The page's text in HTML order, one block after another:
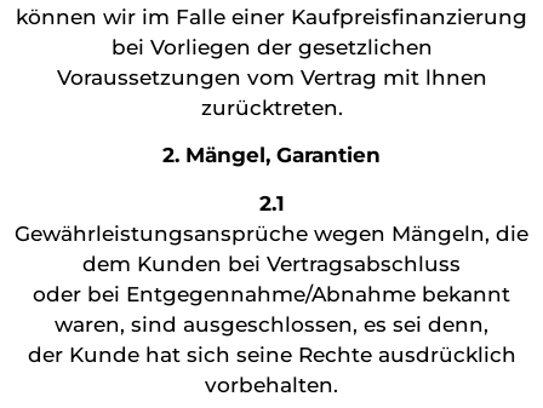
können wir im Falle einer Kaufpreisfinanzierung
bei Vorliegen der gesetzlichen
Voraussetzungen vom Vertrag mit lhnen
zurücktreten.
2. Mängel, Garantien
2.1
Gewährleistungsansprüche wegen Mängeln, die
dem Kunden bei Vertragsabschluss
oder bei Entgegennahme/Abnahme bekannt
waren, sind ausgeschlossen, es sei denn,
der Kunde hat sich seine Rechte ausdrücklich
vorbehalten.